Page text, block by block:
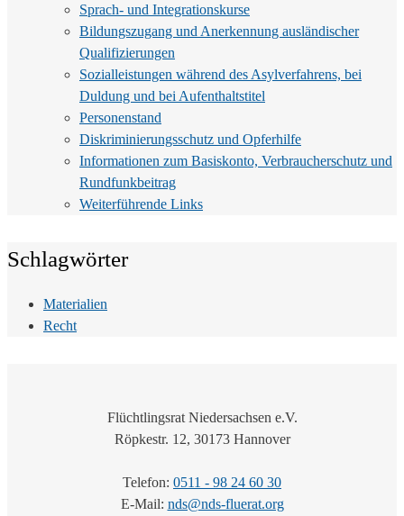
Sprach- und Integrationskurse
Bildungszugang und Anerkennung ausländischer
Qualifizierungen
Sozialleistungen während des Asylverfahrens, bei
Duldung und bei Aufenthaltstitel
Personenstand
Diskriminierungsschutz und Opferhilfe
Informationen zum Basiskonto, Verbraucherschutz und
Rundfunkbeitrag
Weiterführende Links
Schlagwörter
Materialien
Recht
Flüchtlingsrat Niedersachsen e.V.
Röpkestr. 12, 30173 Hannover
Telefon: 0511 - 98 24 60 30
E-Mail: nds@nds-fluerat.org